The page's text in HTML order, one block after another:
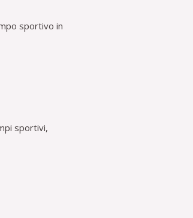
sportivo in
sportivi,